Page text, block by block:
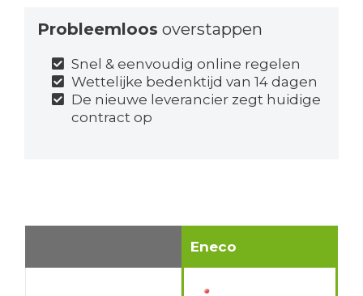
Probleemloos overstappen
Snel & eenvoudig online regelen
Wettelijke bedenktijd van 14 dagen
De nieuwe leverancier zegt huidige
contract op
Eneco